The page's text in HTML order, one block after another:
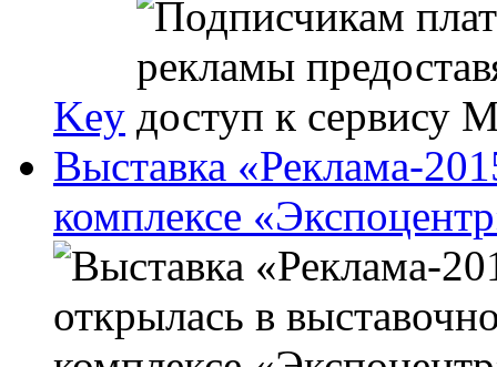
Key
Выставка «Реклама-
комплексе